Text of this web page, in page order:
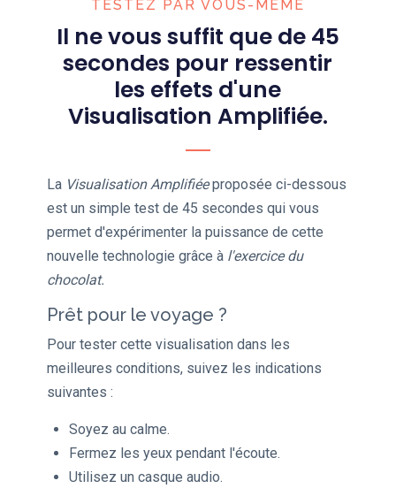
TESTEZ PAR VOUS-MÊME
Il ne vous suffit que de 45
secondes pour ressentir
les effets d'une
Visualisation Amplifiée.
La Visualisation Amplifiée proposée ci-dessous
est un simple test de 45 secondes qui vous
permet d'expérimenter la puissance de cette
nouvelle technologie grâce à l'exercice du
chocolat.
Prêt pour le voyage ?
Pour tester cette visualisation dans les
meilleures conditions, suivez les indications
suivantes :
Soyez au calme.
Fermez les yeux pendant l'écoute.
Utilisez un casque audio.